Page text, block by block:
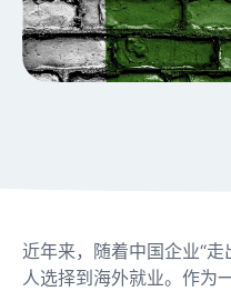
近年来，随着中国企业“
人选择到海外就业。作为